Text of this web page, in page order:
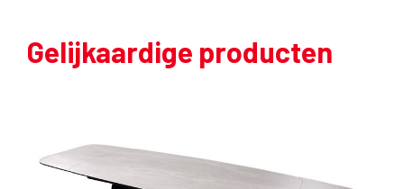
Gelijkaardige producten